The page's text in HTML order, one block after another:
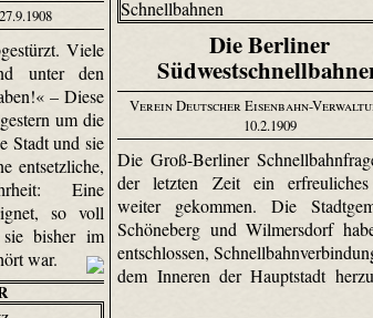
Viele
unter den
– Diese
um die
Stadt und sie
entsetzliche,
Eine
so voll
bisher im
war.
Die Berliner
Verein Deutscher Eisenbahn-
10.2.1909
Die Groß-Berliner
der letzten Zeit ein
weiter gekommen. Die
Schöneberg und Wilmersdorf
entschlossen,
dem Inneren der Hauptstadt